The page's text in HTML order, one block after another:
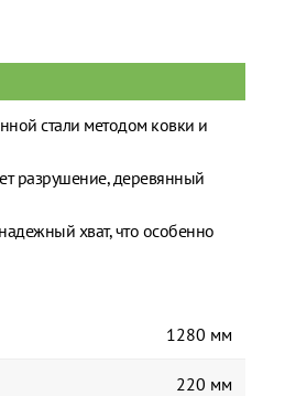
стали методом ковки и
разрушение, деревянный
хват, что особенно
1280 мм
220 мм